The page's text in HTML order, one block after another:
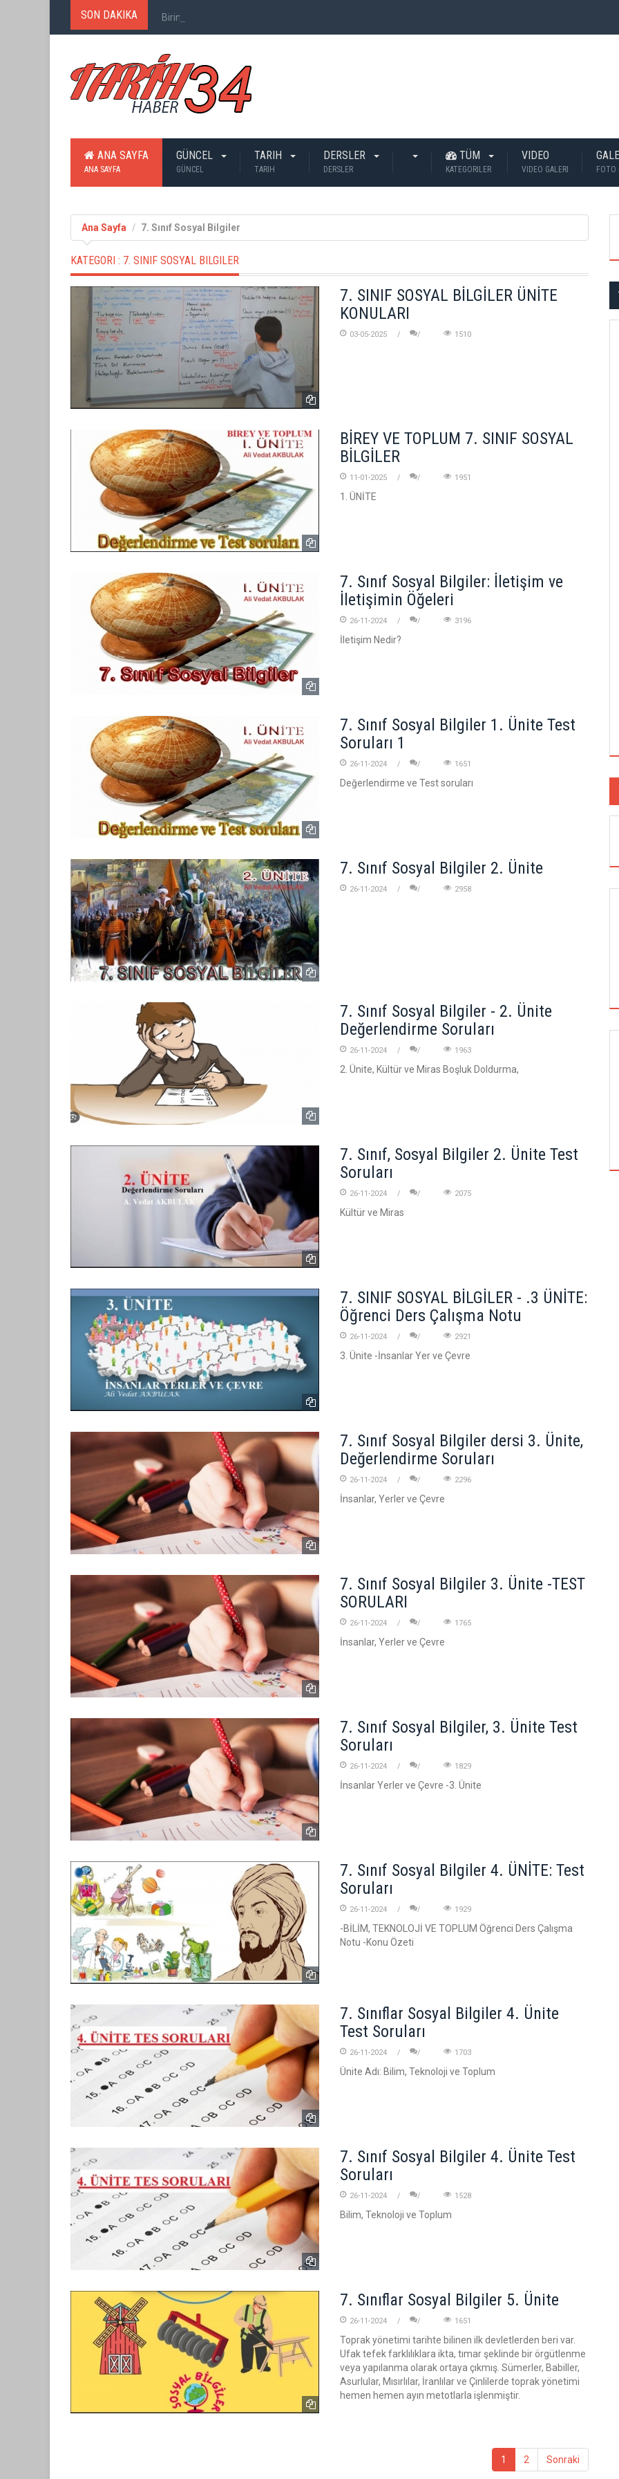
SON DAKIKA Birinci Dünya Savaşı`nda Ne Kadar İnsan Öldü?
ANA SAYFA
ANA SAYFA
GÜNCEL
GÜNCEL
TARIH
TARIH
DERSLER
DERSLER
TÜM
KATEGORILER
VIDEO
VIDEO GALERI FOTO
Ana Sayfa 7. Sınıf Sosyal Bilgiler
KATEGORI : 7. SINIF SOSYAL BILGILER
7. SINIF SOSYAL BİLGİLER ÜNİTE
KONULARI
03-05-2025 1510
BİREY VE TOPLUM 7. SINIF SOSYAL
BİLGİLER
11-01-2025 1951
1. ÜNİTE
7. Sınıf Sosyal Bilgiler: İletişim ve
İletişimin Öğeleri
26-11-2024 3196
İletişim Nedir?
7. Sınıf Sosyal Bilgiler 1. Ünite Test
Soruları 1
26-11-2024 1651
Değerlendirme ve Test soruları
7. Sınıf Sosyal Bilgiler 2. Ünite
26-11-2024 2958
7. Sınıf Sosyal Bilgiler - 2. Ünite
Değerlendirme Soruları
26-11-2024 1963
2. Ünite, Kültür ve Miras Boşluk Doldurma,
7. Sınıf, Sosyal Bilgiler 2. Ünite Test
Soruları
26-11-2024 2075
Kültür ve Miras
7. SINIF SOSYAL BİLGİLER - .3 ÜNİTE:
Öğrenci Ders Çalışma Notu
26-11-2024 2921
3. Ünite -İnsanlar Yer ve Çevre
7. Sınıf Sosyal Bilgiler dersi 3. Ünite,
Değerlendirme Soruları
26-11-2024 2296
İnsanlar, Yerler ve Çevre
7. Sınıf Sosyal Bilgiler 3. Ünite -TEST
SORULARI
26-11-2024 1765
İnsanlar, Yerler ve Çevre
7. Sınıf Sosyal Bilgiler, 3. Ünite Test
Soruları
26-11-2024 1829
İnsanlar Yerler ve Çevre -3. Ünite
7. Sınıf Sosyal Bilgiler 4. ÜNİTE: Test
Soruları
26-11-2024 1929
-BİLİM, TEKNOLOJİ VE TOPLUM Öğrenci Ders Çalışma
Notu -Konu Özeti
7. Sınıflar Sosyal Bilgiler 4. Ünite
Test Soruları
26-11-2024 1703
Ünite Adı: Bilim, Teknoloji ve Toplum
7. Sınıf Sosyal Bilgiler 4. Ünite Test
Soruları
26-11-2024 1528
Bilim, Teknoloji ve Toplum
7. Sınıflar Sosyal Bilgiler 5. Ünite
26-11-2024 1651
Toprak yönetimi tarihte bilinen ilk devletlerden beri var.
Ufak tefek farklılıklara ikta, tımar şeklinde bir örgütlenme
veya yapılanma olarak ortaya çıkmış. Sümerler, Babiller,
Asurlular, Mısırlılar, İranlılar ve Çinlilerde toprak yönetimi
hemen hemen ayın metotlarla işlenmiştir.
1 2 Sonraki